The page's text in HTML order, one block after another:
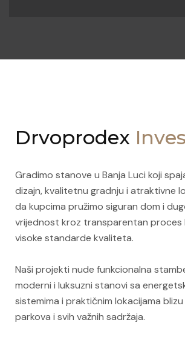
Drvoprodex
Gradimo stanove u Banja Luci koji
dizajn, kvalitetnu gradnju i atraktivne
da kupcima pružimo siguran dom i
vrijednost kroz transparentan proces
visoke standarde kvaliteta.
Naši projekti nude funkcionalna
moderni i luksuzni stanovi sa
sistemima i praktičnim lokacijama
parkova i svih važnih sadržaja.